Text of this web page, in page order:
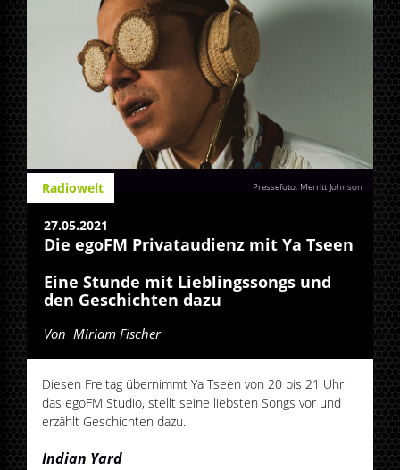
Pressefoto: Merritt Johnson
Radiowelt
27.05.2021
Die egoFM Privataudienz mit Ya Tseen
Eine Stunde mit Lieblingssongs und
den Geschichten dazu
Von Miriam Fischer
Diesen Freitag übernimmt Ya Tseen von 20 bis 21 Uhr
das egoFM Studio, stellt seine liebsten Songs vor und
erzählt Geschichten dazu.
Indian Yard